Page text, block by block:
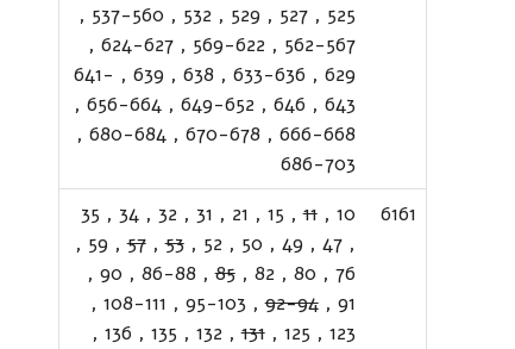
525
,
527
,
529
,
532
,
537-560
,
562-567
,
569-622
,
624-627
,
629
,
633-636
,
638
,
639
,
641-
643
,
646
,
649-652
,
656-664
,
666-668
,
670-678
,
680-684
,
686-703
6161
10
,
11
,
15
,
21
,
31
,
32
,
34
,
35
,
47
,
49
,
50
,
52
,
53
,
57
,
59
,
76
,
80
,
82
,
85
,
86-88
,
90
,
91
,
92-94
,
95-103
,
108-111
,
123
,
125
,
131
,
132
,
135
,
136
,